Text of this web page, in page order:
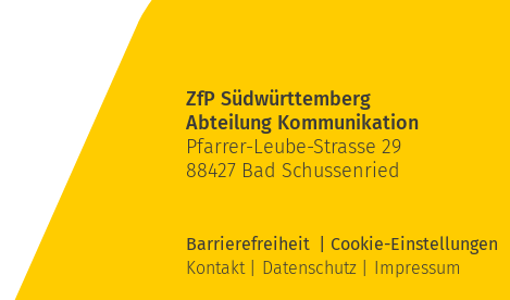
ZfP Südwürttemberg
Abteilung Kommunikation
Pfarrer-Leube-Strasse 29
88427 Bad Schussenried
Barrierefreiheit
Cookie-Einstellungen
Kontakt
Datenschutz Impressum